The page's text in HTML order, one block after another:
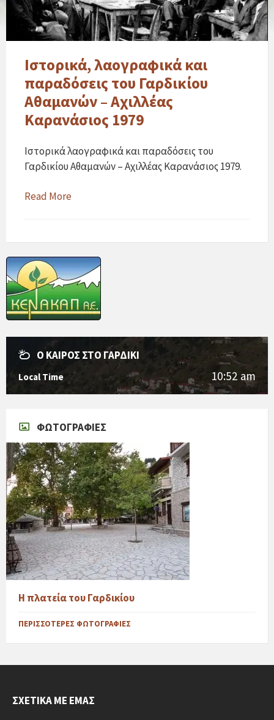
Ιστορικά, λαογραφικά και
παραδόσεις του Γαρδικίου
Αθαμανών – Αχιλλέας
Καρανάσιος 1979
Ιστορικά λαογραφικά και παραδόσεις του
Γαρδικίου Αθαμανών – Αχιλλέας Καρανάσιος 1979.
Read More
Ο ΚΑΙΡΌΣ ΣΤΟ ΓΑΡΔΊΚΙ
Local Time 10:52 am
ΦΩΤΟΓΡΑΦΊΕΣ
Η πλατεία του Γαρδικίου
ΠΕΡΙΣΣΌΤΕΡΕΣ ΦΩΤΟΓΡΑΦΊΕΣ
ΣΧΕΤΙΚΆ ΜΕ ΕΜΆΣ